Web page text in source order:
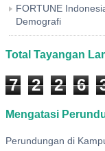
FORTUNE
Demografi
Total Tayangan
7 2 2 6
Mengatasi
Perundungan di